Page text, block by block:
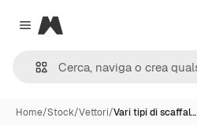
Close menu
Magnific
Home/Stock/Vettori/Vari tipi di scaffal…